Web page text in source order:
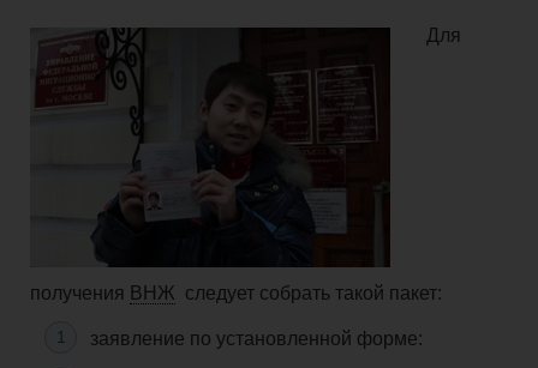
Для
получения ВНЖ следует собрать такой пакет:
заявление по установленной форме: